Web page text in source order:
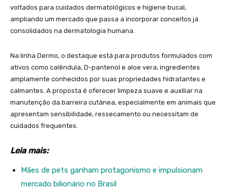
voltados para cuidados dermatológicos e higiene bucal,
ampliando um mercado que passa a incorporar conceitos já
consolidados na dermatologia humana.
Na linha Dermo, o destaque está para produtos formulados com
ativos como calêndula, D-pantenol e aloe vera, ingredientes
amplamente conhecidos por suas propriedades hidratantes e
calmantes. A proposta é oferecer limpeza suave e auxiliar na
manutenção da barreira cutânea, especialmente em animais que
apresentam sensibilidade, ressecamento ou necessitam de
cuidados frequentes.
Leia mais:
Mães de pets ganham protagonismo e impulsionam
mercado bilionário no Brasil